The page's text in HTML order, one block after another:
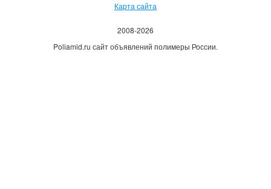
Карта сайта
2008-2026
Poliamid.ru сайт объявлений полимеры России.